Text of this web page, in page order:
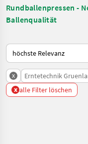
Rundballenpressen -
Ballenqualität
So wird auf
x Erntetechnik
x alle Filter löschen